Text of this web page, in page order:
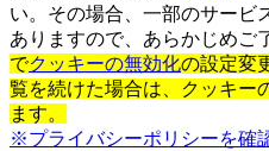
い。その場合、一部のサービ
ありますので、あらかじめご
でクッキーの無効化の設定変
覧を続けた場合は、クッキー
ます。
※プライバシーポリシーを確